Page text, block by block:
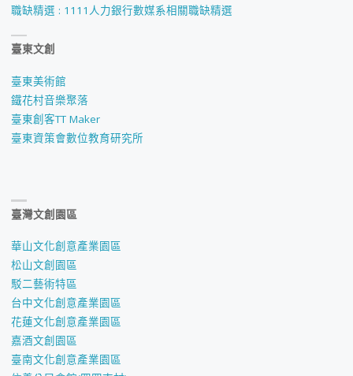
職缺精選 : 1111人力銀行數媒系相關職缺精選
臺東文創
臺東美術館
鐵花村音樂聚落
臺東創客TT Maker
臺東資策會數位教育研究所
臺灣文創園區
華山文化創意產業園區
松山文創園區
駁二藝術特區
台中文化創意產業園區
花蓮文化創意產業園區
嘉酒文創園區
臺南文化創意產業園區